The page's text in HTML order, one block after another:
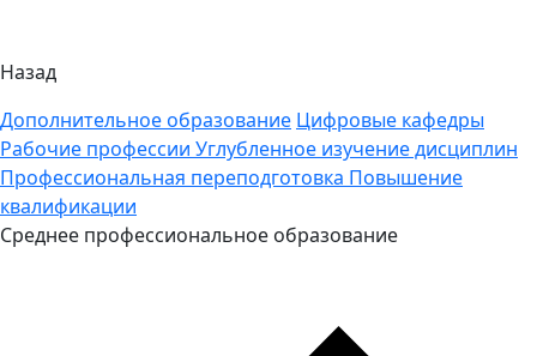
Назад
Дополнительное образование Цифровые кафедры
Рабочие профессии Углубленное изучение дисциплин
Профессиональная переподготовка Повышение
квалификации
Среднее профессиональное образование